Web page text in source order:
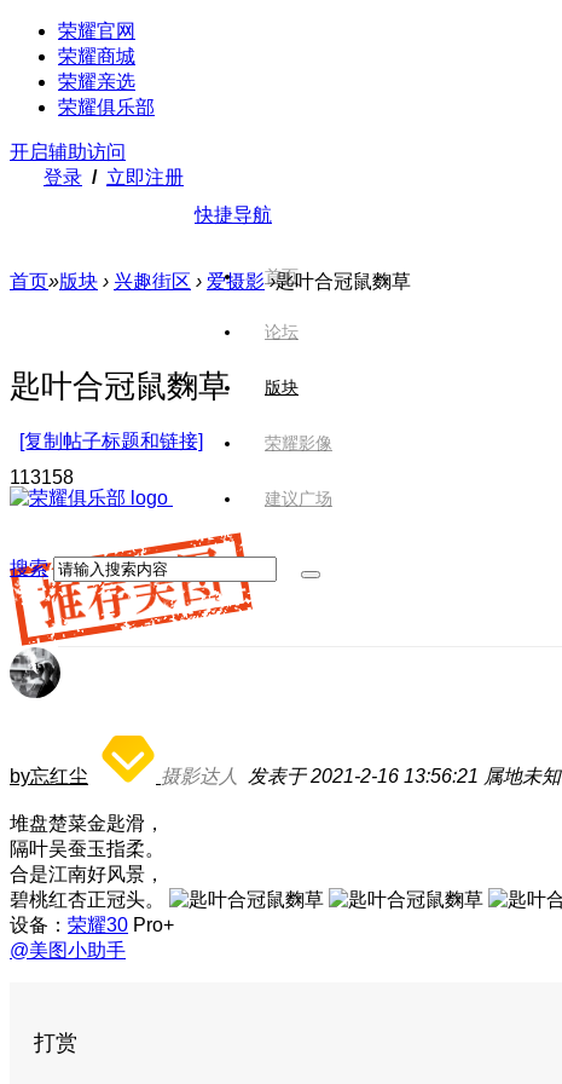
荣耀官网
荣耀商城
荣耀亲选
荣耀俱乐部
开启辅助访问
登录 / 立即注册
快捷导航
首页
论坛
版块
荣耀影像
建议广场
搜索
首页»版块 › 兴趣街区 › 爱摄影 ›匙叶合冠鼠麴草
匙叶合冠鼠麴草
[复制帖子标题和链接]
113158
by忘红尘 摄影达人 发表于 2021-2-16 13:56:21 属地未知
堆盘楚菜金匙滑，
隔叶吴蚕玉指柔。
合是江南好风景，
碧桃红杏正冠头。
设备： 荣耀30 Pro+
@美图小助手
打赏